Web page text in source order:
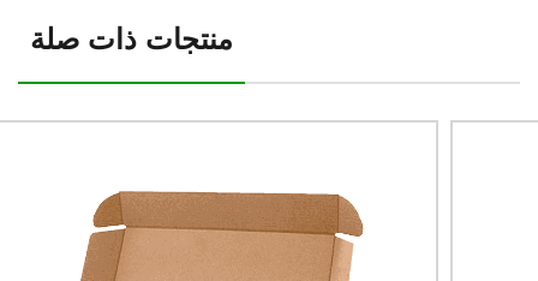
منتجات ذات صلة